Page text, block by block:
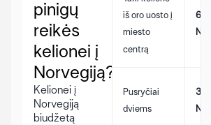
pinigų
reikės
kelionei į
Norvegiją?
Kelionei į
Norvegiją
biudžetą
iš oro uosto į
miesto
centrą
650
NOK
Pusryčiai
dviems
350
NOK